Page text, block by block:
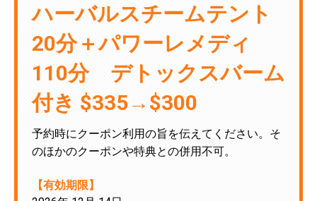
ハーバルスチームテント
20分＋パワーレメディ
110分 デトックスバーム
付き $335→$300
予約時にクーポン利用の旨を伝えてください。そ
のほかのクーポンや特典との併用不可。
【有効期限】